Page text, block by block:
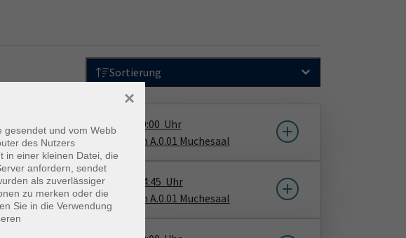
Sortierung
30.10.2026 19:00 Uhr
VHS-Haus, Raum A.0.01 Muchesaal
Sa .05.12.2026 14:45 Uhr
VHS-Haus, Raum A.0.01 Muchesaal
gesendet und vom Webb
des Nutzers
in einer kleinen Datei, die
anfordern, sendet
als zuverlässiger
zu merken oder die
Sie in die Verwendung
×